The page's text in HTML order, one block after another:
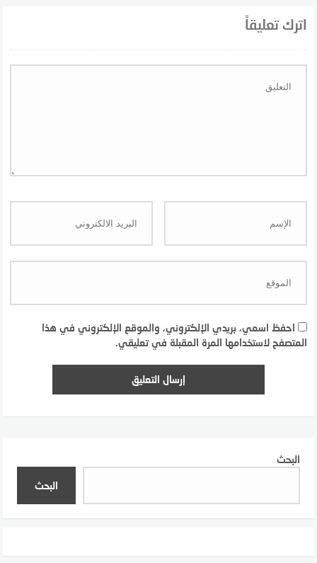
اترك تعليقاً
احفظ اسمي، بريدي الإلكتروني، والموقع الإلكتروني في هذا
المتصفح لاستخدامها المرة المقبلة في تعليقي.
البحث
البحث